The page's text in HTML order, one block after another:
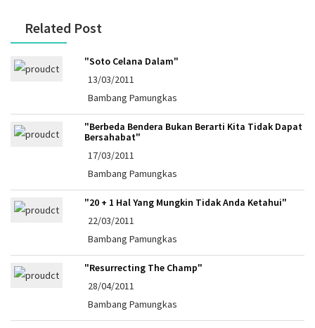
Related Post
"Soto Celana Dalam"
13/03/2011
Bambang Pamungkas
"Berbeda Bendera Bukan Berarti Kita Tidak Dapat
Bersahabat"
17/03/2011
Bambang Pamungkas
"20 + 1 Hal Yang Mungkin Tidak Anda Ketahui"
22/03/2011
Bambang Pamungkas
"Resurrecting The Champ"
28/04/2011
Bambang Pamungkas